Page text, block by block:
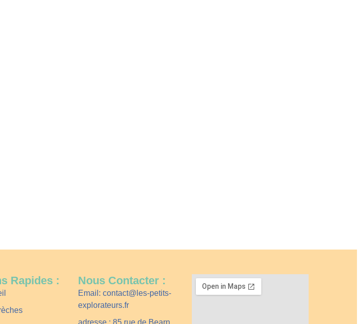
Rapides : Nous Contacter :
Email: contact@les-petits-
explorateurs.fr
adresse : 85 rue de Bearn